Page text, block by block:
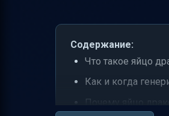
Содержание:
Что такое яйцо
Как и когда
Почему яйцо